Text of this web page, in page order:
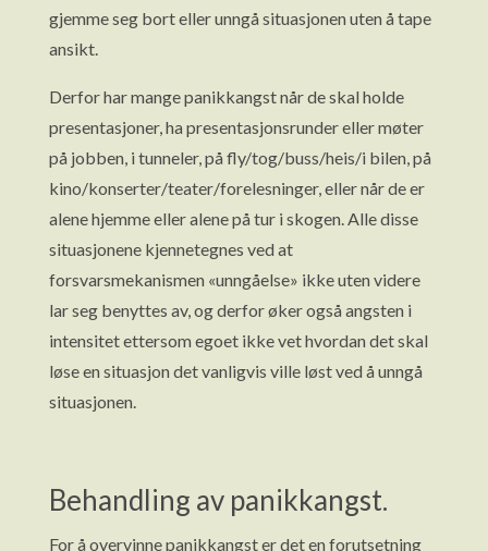
gjemme seg bort eller unngå situasjonen uten å tape
ansikt.
Derfor har mange panikkangst når de skal holde
presentasjoner, ha presentasjonsrunder eller møter
på jobben, i tunneler, på fly/tog/buss/heis/i bilen, på
kino/konserter/teater/forelesninger, eller når de er
alene hjemme eller alene på tur i skogen. Alle disse
situasjonene kjennetegnes ved at
forsvarsmekanismen «unngåelse» ikke uten videre
lar seg benyttes av, og derfor øker også angsten i
intensitet ettersom egoet ikke vet hvordan det skal
løse en situasjon det vanligvis ville løst ved å unngå
situasjonen.
Behandling av panikkangst.
For å overvinne panikkangst er det en forutsetning